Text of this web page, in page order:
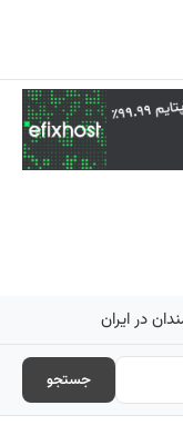
در ایران
جستجو